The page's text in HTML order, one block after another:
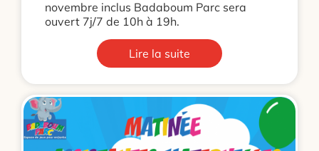
novembre inclus Badaboum Parc sera
ouvert 7j/7 de 10h à 19h.
Lire la suite